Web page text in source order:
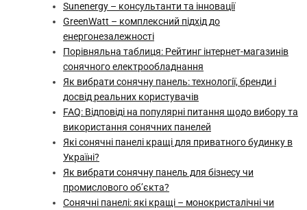
Sunenergy – консультанти та інновації
GreenWatt – комплексний підхід до
енергонезалежності
Порівняльна таблиця: Рейтинг інтернет-магазинів
сонячного електрообладнання
Як вибрати сонячну панель: технології, бренди і
досвід реальних користувачів
FAQ: Відповіді на популярні питання щодо вибору та
використання сонячних панелей
Які сонячні панелі кращі для приватного будинку в
Україні?
Як вибрати сонячну панель для бізнесу чи
промислового об’єкта?
Сонячні панелі: які кращі – монокристалічні чи